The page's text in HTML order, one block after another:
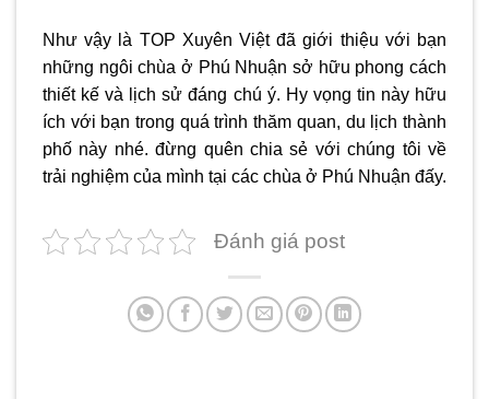
Như vậy là TOP Xuyên Việt đã giới thiệu với bạn
những ngôi chùa ở Phú Nhuận sở hữu phong cách
thiết kế và lịch sử đáng chú ý. Hy vọng tin này hữu
ích với bạn trong quá trình thăm quan, du lịch thành
phố này nhé. đừng quên chia sẻ với chúng tôi về
trải nghiệm của mình tại các chùa ở Phú Nhuận đấy.
Đánh giá post